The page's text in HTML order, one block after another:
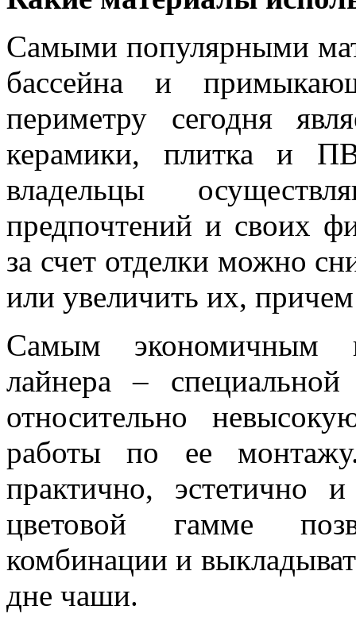
Самыми популярными
бассейна и
периметру сегодня
керамики, плитка и
владельцы
предпочтений и своих
за счет отделки можно
или увеличить их,
Самым экономичным
лайнера –
относительно
работы по ее
практично, эстетично
цветовой гамме
комбинации и
дне чаши.